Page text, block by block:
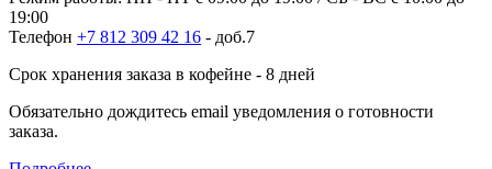
19:00
Телефон +7 812 309 42 16 - доб.7
Срок хранения заказа в кофейне - 8 дней
Обязательно дождитесь email уведомления о готовности
заказа.